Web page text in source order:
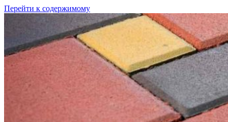
Перейти к содержимому